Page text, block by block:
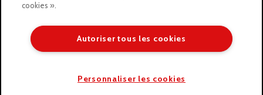
Matériel pour l’aquarelle
Matériel pour l’acrylique
Matériel pour l’huile
Copyright © 2026 LE GEANT DES BEAUX ARTS
cookies ».
Autoriser tous les cookies
Personnaliser les cookies